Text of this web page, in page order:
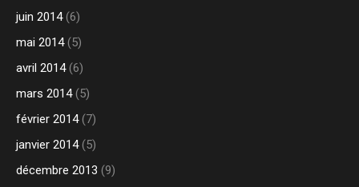
juin 2014(6)
mai 2014(5)
avril 2014(6)
mars 2014(5)
février 2014(7)
janvier 2014(5)
décembre 2013 (9)